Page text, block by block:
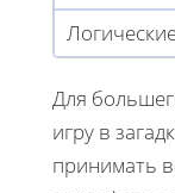
Для
игру в
принимать